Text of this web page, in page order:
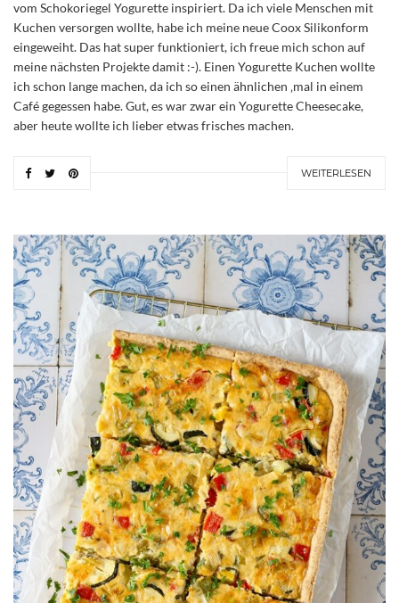
vom Schokoriegel Yogurette inspiriert. Da ich viele Menschen mit
Kuchen versorgen wollte, habe ich meine neue Coox Silikonform
eingeweiht. Das hat super funktioniert, ich freue mich schon auf
meine nächsten Projekte damit :-). Einen Yogurette Kuchen wollte
ich schon lange machen, da ich so einen ähnlichen ‚mal in einem
Café gegessen habe. Gut, es war zwar ein Yogurette Cheesecake,
aber heute wollte ich lieber etwas frisches machen.
WEITERLESEN